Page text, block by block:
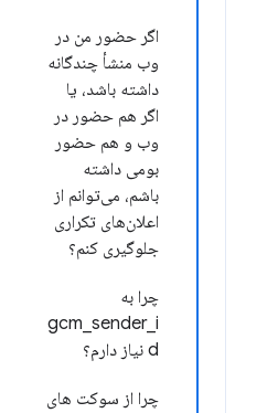
اگر حضور من در
وب منشأ چندگانه
داشته باشد، یا
اگر هم حضور در
وب و هم حضور
بومی داشته
باشم، می‌توانم از
اعلان‌های تکراری
جلوگیری کنم؟
چرا به
gcm_sender_i
d نیاز دارم؟
چرا از سوکت های